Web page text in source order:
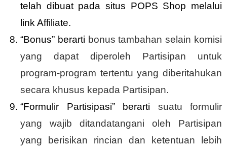
telah dibuat pada situs POPS Shop melalui
link Affiliate.
“Bonus” berarti bonus tambahan selain komisi
yang dapat diperoleh Partisipan untuk
program-program tertentu yang diberitahukan
secara khusus kepada Partisipan.
“Formulir Partisipasi” berarti suatu formulir
yang wajib ditandatangani oleh Partisipan
yang berisikan rincian dan ketentuan lebih